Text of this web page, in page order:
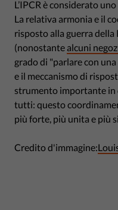
L’IPCR è considerato
La relativa armonia e il
risposto alla guerra
(nonostante alcuni
grado di "parlare con
e il meccanismo di
strumento importante in
tutti: questo
più forte, più unita e più
Credito d'immagine: